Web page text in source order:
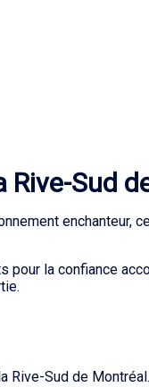
Sud
enchanteur,
la confiance
Rive-Sud de